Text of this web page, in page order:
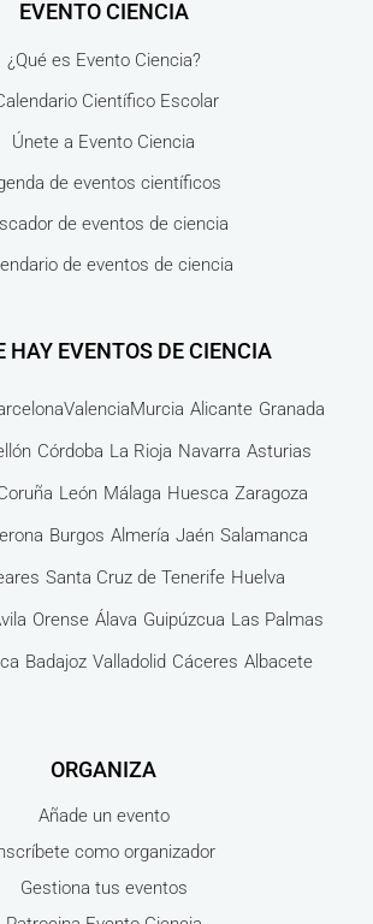
EVENTO CIENCIA
¿Qué es Evento Ciencia?
Científico Escolar
Únete a Evento Ciencia
de eventos científicos
de eventos de ciencia
de eventos de ciencia
HAY EVENTOS DE CIENCIA
ValenciaMurcia Alicante Granada
Córdoba La Rioja Navarra Asturias
León Málaga Huesca Zaragoza
Burgos Almería Jaén Salamanca
Santa Cruz de Tenerife Huelva
Orense Álava Guipúzcua Las Palmas
Badajoz Valladolid Cáceres Albacete
ORGANIZA
Añade un evento
como organizador
Gestiona tus eventos